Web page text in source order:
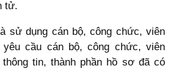
tử.
sử dụng cán bộ, công chức, viên
cầu cán bộ, công chức, viên
tin, thành phần hồ sơ đã có